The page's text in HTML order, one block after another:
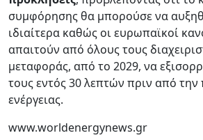
συμφόρησης θα μπορούσε να
ιδιαίτερα καθώς οι ευρωπαϊκοί
απαιτούν από όλους τους
μεταφοράς, από το 2029, να
τους εντός 30 λεπτών πριν από
ενέργειας.
www.worldenergynews.gr